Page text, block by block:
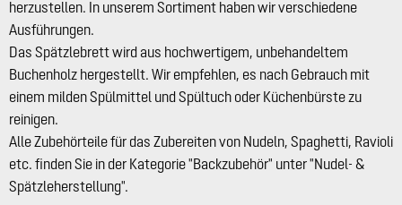
herzustellen. In unserem Sortiment haben wir verschiedene
Ausführungen.
Das Spätzlebrett wird aus hochwertigem, unbehandeltem
Buchenholz hergestellt. Wir empfehlen, es nach Gebrauch mit
einem milden Spülmittel und Spültuch oder Küchenbürste zu
reinigen.
Alle Zubehörteile für das Zubereiten von Nudeln, Spaghetti, Ravioli
etc. finden Sie in der Kategorie "Backzubehör" unter "Nudel- &
Spätzleherstellung".